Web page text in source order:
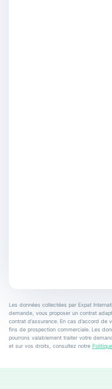
Les données collectées par Expat
demande, vous proposer un contrat
contrat d’assurance. En cas d’accord
fins de prospection commerciale. Les
pourrons valablement traiter votre
et sur vos droits, consultez notre